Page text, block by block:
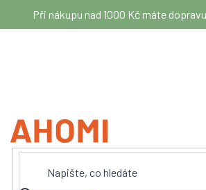
obsah
Při nákupu nad 1000 Kč máte